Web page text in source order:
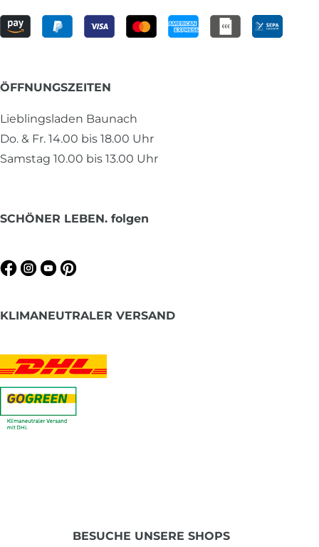
ÖFFNUNGSZEITEN
Lieblingsladen Baunach
Do. & Fr. 14.00 bis 18.00 Uhr
Samstag 10.00 bis 13.00 Uhr
SCHÖNER LEBEN. folgen
KLIMANEUTRALER VERSAND
BESUCHE UNSERE SHOPS